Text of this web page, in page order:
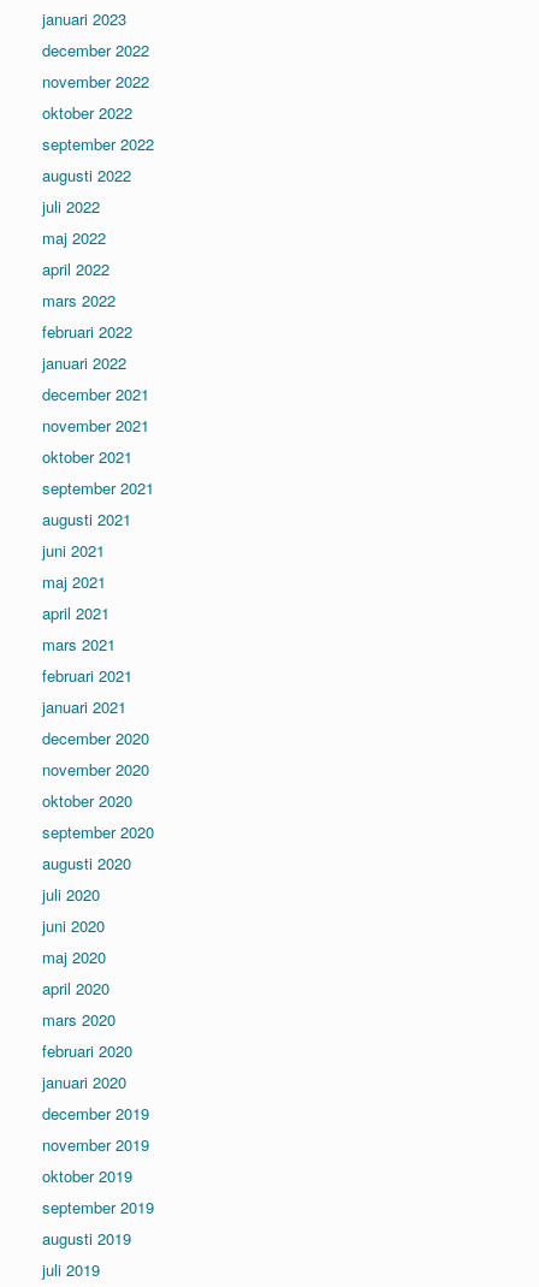
januari 2023
december 2022
november 2022
oktober 2022
september 2022
augusti 2022
juli 2022
maj 2022
april 2022
mars 2022
februari 2022
januari 2022
december 2021
november 2021
oktober 2021
september 2021
augusti 2021
juni 2021
maj 2021
april 2021
mars 2021
februari 2021
januari 2021
december 2020
november 2020
oktober 2020
september 2020
augusti 2020
juli 2020
juni 2020
maj 2020
april 2020
mars 2020
februari 2020
januari 2020
december 2019
november 2019
oktober 2019
september 2019
augusti 2019
juli 2019